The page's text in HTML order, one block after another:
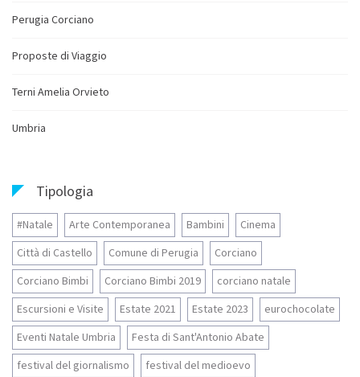
Perugia Corciano
Proposte di Viaggio
Terni Amelia Orvieto
Umbria
Tipologia
#Natale Arte Contemporanea Bambini
Cinema
Città di Castello
Comune di Perugia
Corciano
Corciano Bimbi
Corciano Bimbi 2019
corciano natale
Escursioni e Visite
Estate 2021 Estate 2023
eurochocolate
Eventi Natale Umbria
Festa di Sant'Antonio Abate
festival del giornalismo
festival del medioevo